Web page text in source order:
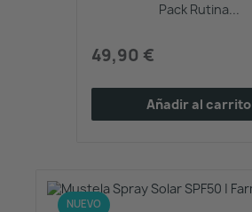
Pack Rutina...
49,90 €
Añadir al carrito
NUEVO